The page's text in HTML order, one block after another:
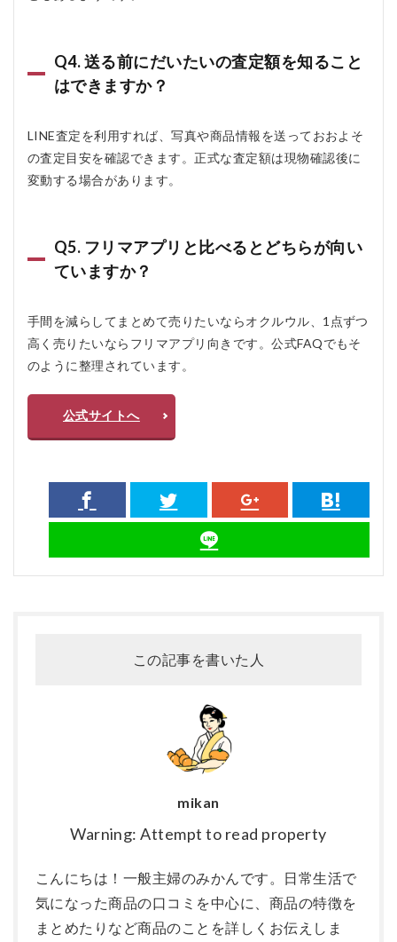
Q4. 送る前にだいたいの査定額を知ること
はできますか？
LINE査定を利用すれば、写真や商品情報を送っておおよそ
の査定目安を確認できます。正式な査定額は現物確認後に
変動する場合があります。
Q5. フリマアプリと比べるとどちらが向い
ていますか？
手間を減らしてまとめて売りたいならオクルウル、1点ずつ
高く売りたいならフリマアプリ向きです。公式FAQでもそ
のように整理されています。
公式サイトへ
この記事を書いた人
mikan
Warning: Attempt to read property
こんにちは！一般主婦のみかんです。日常生活で
気になった商品の口コミを中心に、商品の特徴を
まとめたりなど商品のことを詳しくお伝えしま